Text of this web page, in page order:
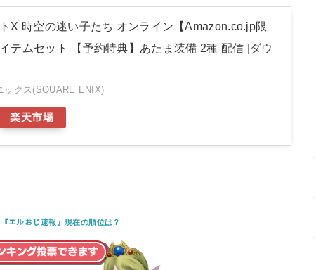
X 時空の迷い子たち オンライン【Amazon.co.jp限
テムセット 【予約特典】あたま装備 2種 配信 |ダウ
ックス(SQUARE ENIX)
楽天市場
エルおじ速報』現在の順位は？